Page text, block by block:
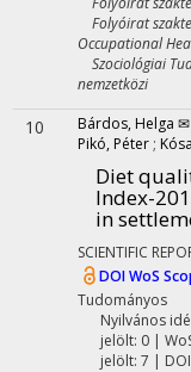
Folyóirat
Occupational
Szociológiai
nemzetközi
10 Bárdos, Helga ✉
Pikó, Péter ;
Diet
Index-
in
SCIENTIFIC
DOIWoS
Tudományos
Nyilvános
jelölt: 0 |
jelölt: 7 |